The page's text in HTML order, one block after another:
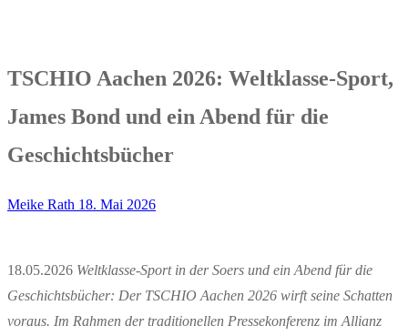
TSCHIO Aachen 2026: Weltklasse-Sport,
James Bond und ein Abend für die
Geschichtsbücher
Meike Rath 18. Mai 2026
18.05.2026 Weltklasse-Sport in der Soers und ein Abend für die
Geschichtsbücher: Der TSCHIO Aachen 2026 wirft seine Schatten
voraus. Im Rahmen der traditionellen Pressekonferenz im Allianz